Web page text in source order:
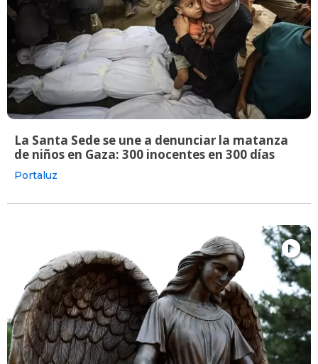
La Santa Sede se une a denunciar la matanza
de niños en Gaza: 300 inocentes en 300 días
Portaluz